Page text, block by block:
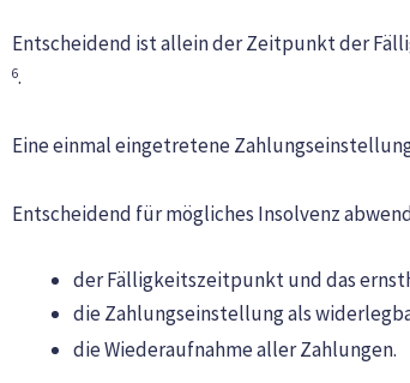
Entscheidend ist allein der Zeitpunkt der
6.
Eine einmal eingetretene
Entscheidend für mögliches Insolvenz
der Fälligkeitszeitpunkt und das
die Zahlungseinstellung als
die Wiederaufnahme aller Zahlungen.